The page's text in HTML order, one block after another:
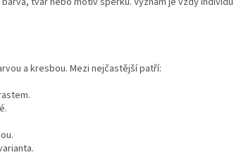
a kresbou. Mezi nejčastější patří: